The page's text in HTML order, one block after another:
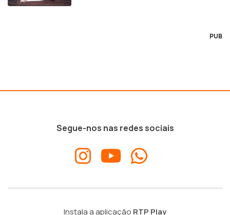
PUB
Segue-nos nas redes sociais
Instala a aplicação RTP Play